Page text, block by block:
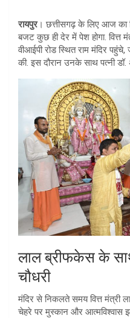
s
A
p
p
ar
e
रायपुर। छत्तीसगढ़ के लिए आज का
बजट कुछ ही देर में पेश होगा.
वीआईपी रोड स्थित राम मंदिर
की. इस दौरान उनके साथ पत्नी
लाल ब्रीफकेस के
चौधरी
मंदिर से निकलते समय वित्त
चेहरे पर मुस्कान और आत्मविश्वास